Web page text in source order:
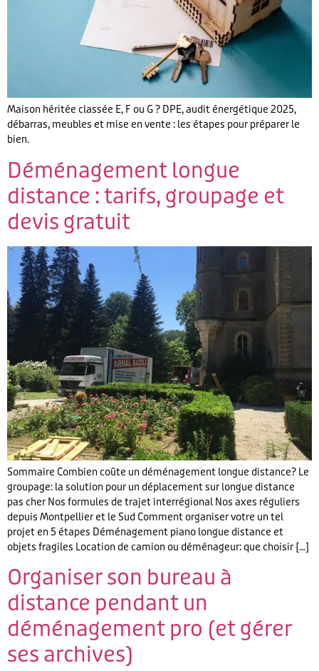
Maison héritée classée E, F ou G ? DPE, audit énergétique 2025,
débarras, meubles et mise en vente : les étapes pour préparer le
bien.
Déménagement longue
distance : tarifs, groupage et
devis gratuit
Sommaire Combien coûte un déménagement longue distance? Le
groupage: la solution pour un déplacement sur longue distance
pas cher Nos formules de trajet interrégional Nos axes réguliers
depuis Montpellier et le Sud Comment organiser votre un tel
projet en 5 étapes Déménagement piano longue distance et
objets fragiles Location de camion ou déménageur: que choisir […]
Organiser son bureau à
distance pendant un
déménagement pro (et gérer
ses archives)